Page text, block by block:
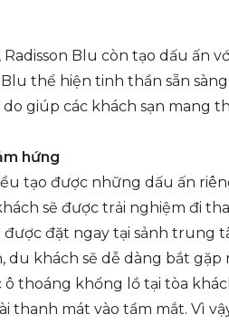
Blu còn tạo dấu
Blu thể hiện tinh thần sẵn
do giúp các khách sạn
hứng
tạo được những dấu ấn
sẽ được trải nghiệm đi
được đặt ngay tại sảnh trung
du khách sẽ dễ dàng bắt
thoáng khổng lồ tại tòa
thanh mát vào tầm mắt. Vì